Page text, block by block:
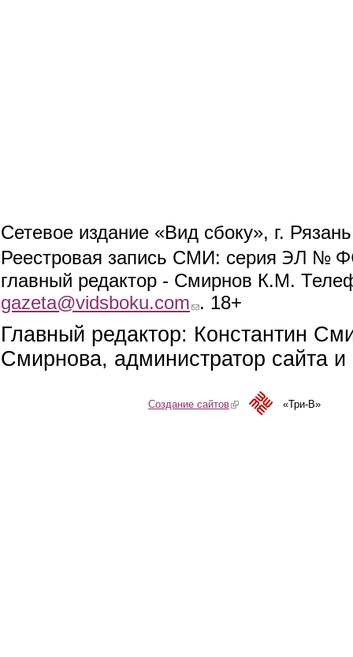
Сетевое издание «Вид сбоку», г.
Реестровая запись СМИ: серия ЭЛ №
главный редактор - Смирнов К.М.
gazeta@vidsboku.com (link sends e-mail)
. 18+
Главный редактор: Константин
Смирнова, администратор сайта
Создание сайтов(link is external)«Три-В»